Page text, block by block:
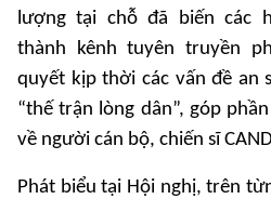
lượng tại chỗ đã biến các
thành kênh tuyên truyền
quyết kịp thời các vấn đề an
“thế trận lòng dân”, góp
về người cán bộ, chiến sĩ
Phát biểu tại Hội nghị, trên